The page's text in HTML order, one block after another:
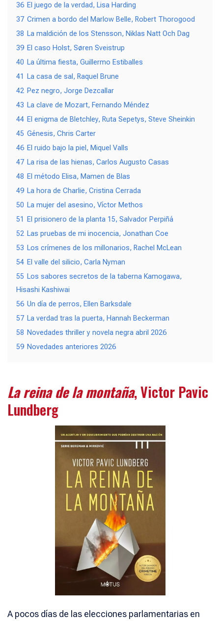
36 El juego de la verdad, Lisa Harding
37 Crimen a bordo del Marlow Belle, Robert Thorogood
38 La maldición de los Stensson, Niklas Natt Och Dag
39 El caso Holst, Søren Sveistrup
40 La última fiesta, Guillermo Estiballes
41
La casa de sal, Raquel Brune
42 Pez negro, Jorge Dezcallar
43 La clave de Mozart, Fernando Méndez
44 El enigma de Bletchley, Ruta Sepetys, Steve Sheinkin
45 Génesis, Chris Carter
46 El ruido bajo la piel, Miquel Valls
47 La risa de las hienas, Carlos Augusto Casas
48 El método Elisa, Mamen de Blas
49 La hora de Charlie, Cristina Cerrada
50 La mujer del asesino, Víctor Methos
51
El prisionero de la planta 15, Salvador Perpiñá
52 Las pruebas de mi inocencia, Jonathan Coe
53 Los crímenes de los millonarios, Rachel McLean
54 El valle del silicio, Carla Nyman
55 Los sabores secretos de la taberna Kamogawa,
Hisashi Kashiwai
56 Un día de perros, Ellen Barksdale
57 La verdad tras la puerta, Hannah Beckerman
58 Novedades thriller y novela negra abril 2026
59 Novedades anteriores 2026
La reina de la montaña, Victor Pavic
Lundberg
A pocos días de las elecciones parlamentarias en